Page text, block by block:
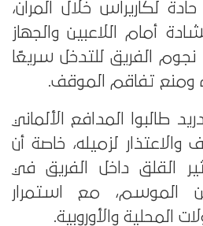
لكاريراس خلال المران،
أمام اللاعبين والجهاز
الفريق للتدخل سريعًا
ومنع تفاقم الموقف.
طالبوا المدافع الألماني
والاعتذار لزميله، خاصة أن
القلق داخل الفريق في
مع استمرار
المحلية والأوروبية.